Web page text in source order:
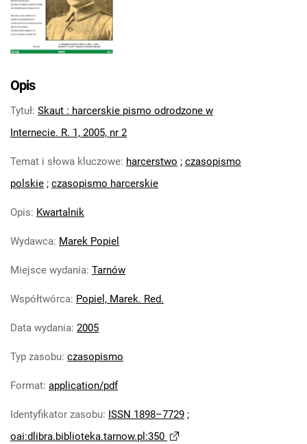
Skaut : harcerskie pismo historyczne. R.
8, 2012
Skaut : harcerskie pismo historyczne. R.
Skaut : harcerskie pismo historyczne. R.
11, 2015
12, 2016
Skaut : harcerskie pismo historyczne.
Skaut : harcerskie pismo historyczne. R.
14, 2018
15, 2019
Skaut. 2020
Skaut. 2022
Skaut. 2024
Skaut. 2025
Opis
Tytuł: Skaut : harcerskie pismo odrodzone w
Internecie. R. 1, 2005, nr 2
Temat i słowa kluczowe: harcerstwo ; czasopismo
polskie ; czasopismo harcerskie
Opis: Kwartalnik
Wydawca: Marek Popiel
Miejsce wydania: Tarnów
Współtwórca: Popiel, Marek. Red.
Data wydania: 2005
Typ zasobu: czasopismo
Format: application/pdf
Identyfikator zasobu: ISSN 1898–7729 ;
oai:dlibra.biblioteka.tarnow.pl:350